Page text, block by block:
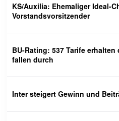
KS/Auxilia: Ehemaliger Ideal-
Vorstandsvorsitzender
BU-Rating: 537 Tarife
fallen durch
Inter steigert Gewinn und